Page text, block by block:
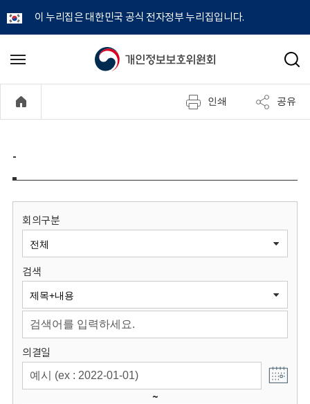
이 누리집은 대한민국 공식 전자정부 누리집입니다.
개
정
보
원
회
메
기
검
인쇄 공유
-
회의구분
검색
의결일
~